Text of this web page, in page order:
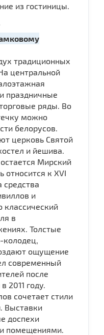
из гостиницы.
традиционных
центральной
праздничные
ряды. Во
можно
белорусов.
церковь Святой
и йешива.
Мирский
к XVI
средства
и
классический
в
Толстые
ощущение
современный
после
2011 году.
сочетает стили
Выставки
доспехи
помещениями.